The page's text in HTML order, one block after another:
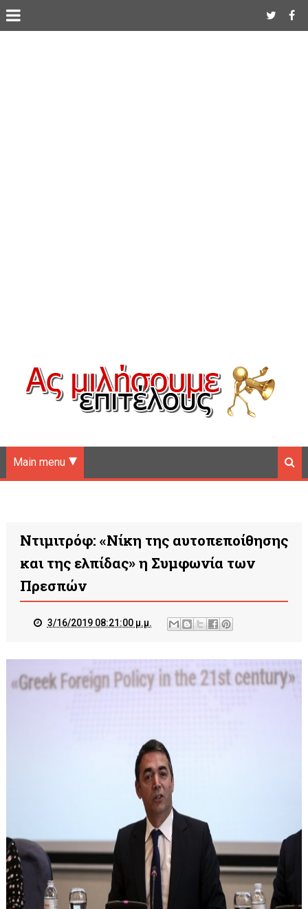
Main menu
Ντιμιτρόφ: «Νίκη της αυτοπεποίθησης
και της ελπίδας» η Συμφωνία των
Πρεσπών
3/16/2019 08:21:00 μ.μ.